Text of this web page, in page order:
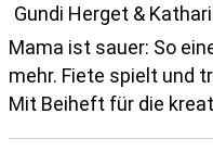
Gundi Herget &
Mama ist sauer: So
mehr. Fiete spielt und
Mit Beiheft für die